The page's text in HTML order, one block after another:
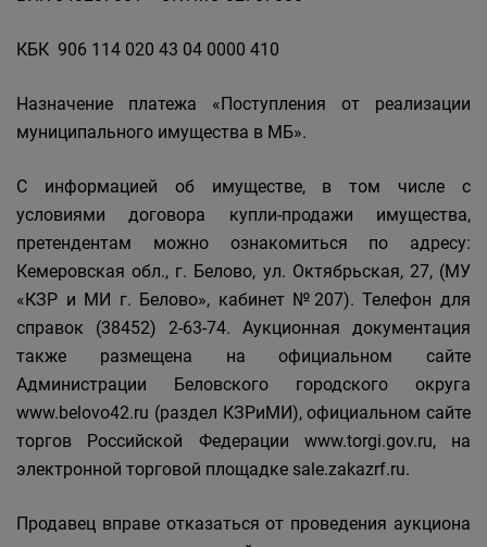
КБК 906 114 020 43 04 0000 410
Назначение платежа «Поступления от реализации
муниципального имущества в МБ».
С информацией об имуществе, в том числе с
условиями договора купли-продажи имущества,
претендентам можно ознакомиться по адресу:
Кемеровская обл., г. Белово, ул. Октябрьская, 27, (МУ
«КЗР и МИ г. Белово», кабинет №207). Телефон для
справок (38452) 2-63-74. Аукционная документация
также размещена на официальном сайте
Администрации Беловского городского округа
www.belovo42.ru (раздел КЗРиМИ), официальном сайте
торгов Российской Федерации www.torgi.gov.ru, на
электронной торговой площадке sale.zakazrf.ru.
Продавец вправе отказаться от проведения аукциона